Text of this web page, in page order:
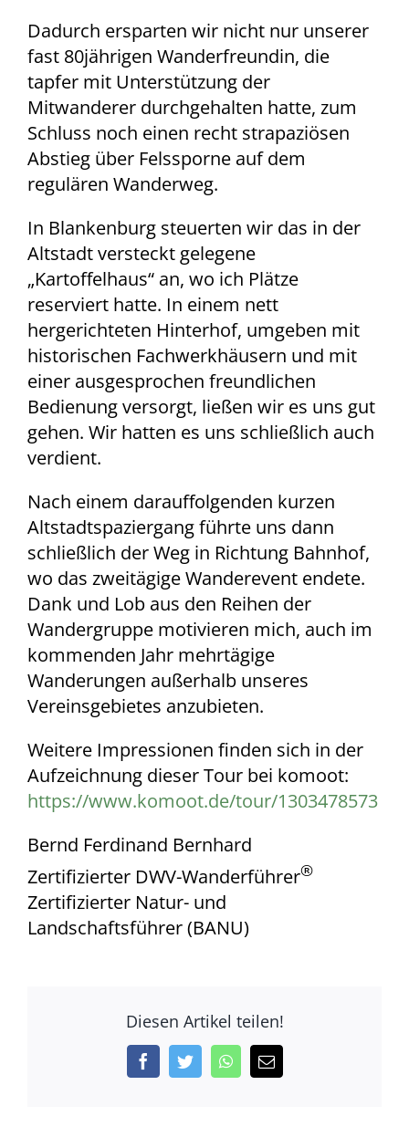
Dadurch ersparten wir nicht nur unserer
fast 80jährigen Wanderfreundin, die
tapfer mit Unterstützung der
Mitwanderer durchgehalten hatte, zum
Schluss noch einen recht strapaziösen
Abstieg über Felssporne auf dem
regulären Wanderweg.
In Blankenburg steuerten wir das in der
Altstadt versteckt gelegene
„Kartoffelhaus“ an, wo ich Plätze
reserviert hatte. In einem nett
hergerichteten Hinterhof, umgeben mit
historischen Fachwerkhäusern und mit
einer ausgesprochen freundlichen
Bedienung versorgt, ließen wir es uns gut
gehen. Wir hatten es uns schließlich auch
verdient.
Nach einem darauffolgenden kurzen
Altstadtspaziergang führte uns dann
schließlich der Weg in Richtung Bahnhof,
wo das zweitägige Wanderevent endete.
Dank und Lob aus den Reihen der
Wandergruppe motivieren mich, auch im
kommenden Jahr mehrtägige
Wanderungen außerhalb unseres
Vereinsgebietes anzubieten.
Weitere Impressionen finden sich in der
Aufzeichnung dieser Tour bei komoot:
https://www.komoot.de/tour/1303478573
Bernd Ferdinand Bernhard
Zertifizierter DWV-Wanderführer®
Zertifizierter Natur- und
Landschaftsführer (BANU)
Diesen Artikel teilen!
FacebookTwitterWhatsApp
E-
Mail